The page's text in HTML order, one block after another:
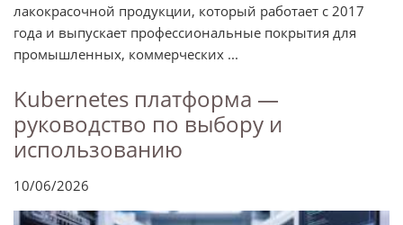
лакокрасочной продукции, который работает с 2017
года и выпускает профессиональные покрытия для
промышленных, коммерческих ...
Kubernetes платформа —
руководство по выбору и
использованию
10/06/2026